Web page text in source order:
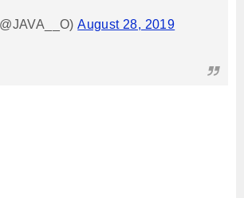
August 28, 2019